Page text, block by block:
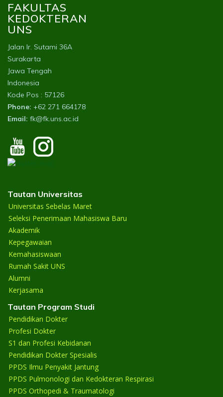
FAKULTAS
KEDOKTERAN
UNS
Jalan Ir. Sutami 36A
Surakarta
Jawa Tengah
Indonesia
Kode Pos : 57126
Phone: +62 271 664178
Email: fk@fk.uns.ac.id
Tautan Universitas
Universitas Sebelas Maret
Seleksi Penerimaan Mahasiswa Baru
Akademik
Kepegawaian
Kemahasiswaan
Rumah Sakit UNS
Alumni
Kerjasama
Tautan Program Studi
Pendidikan Dokter
Profesi Dokter
S1 dan Profesi Kebidanan
Pendidikan Dokter Spesialis
PPDS Ilmu Penyakit Jantung
PPDS Pulmonologi dan Kedokteran Respirasi
PPDS Orthopedi & Traumatologi